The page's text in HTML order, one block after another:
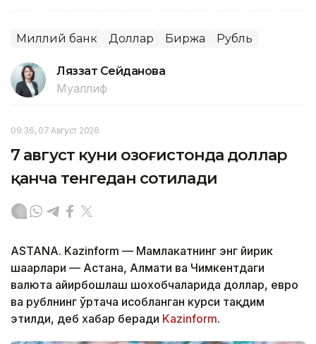
Миллий банк Доллар Биржа Рубль
Ляззат Сейданова
Муаллиф
09:36, 07 Август 2026
7 август куни Қозоғистонда доллар
қанча тенгедан сотилади
ASTANA. Kazinform — Мамлакатнинг энг йирик
шаҳарлари — Астана, Алмати ва Чимкентдаги
валюта айирбошлаш шохобчаларида доллар, евро
ва рублнинг ўртача ҳисобланган курси тақдим
этилди, деб хабар беради Kazinform.